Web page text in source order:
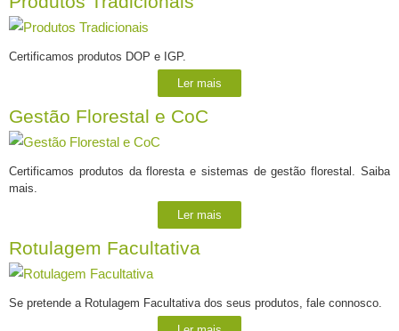
Certificamos produtos DOP e IGP.
Ler mais
Gestão Florestal e CoC
Certificamos produtos da floresta e sistemas de gestão florestal. Saiba
mais.
Ler mais
Rotulagem Facultativa
Se pretende a Rotulagem Facultativa dos seus produtos, fale connosco.